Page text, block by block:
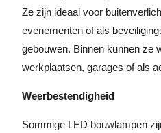
Ze zijn ideaal voor
evenementen of als
gebouwen. Binnen kunnen ze
werkplaatsen, garages of als
Weerbestendigheid
Sommige LED bouwlampen